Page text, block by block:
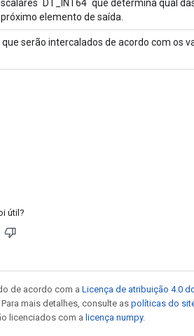
`DT_INT64` que determina qual
elemento de saída.
serão intercalados de acordo com os
útil?
de acordo com a Licença de atribuição 4.0
. Para mais detalhes, consulte as políticas do
licenciados com a licença numpy.